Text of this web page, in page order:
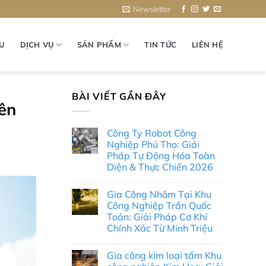
Newsletter
DỊCH VỤ SẢN PHẨM TIN TỨC LIÊN HỆ
BÀI VIẾT GẦN ĐÂY
Công Ty Robot Công
Nghiệp Phú Thọ: Giải
Pháp Tự Động Hóa Toàn
Diện & Thực Chiến 2026
bình
luận
ở
Công
Ty
Robot
Phú
Thọ:
Gia Công Nhôm Tại Khu
Công Nghiệp Trần Quốc
Toản: Giải Pháp Cơ Khí
Chính Xác Từ Minh Triệu
bình
luận
Gia công kim loại tấm Khu